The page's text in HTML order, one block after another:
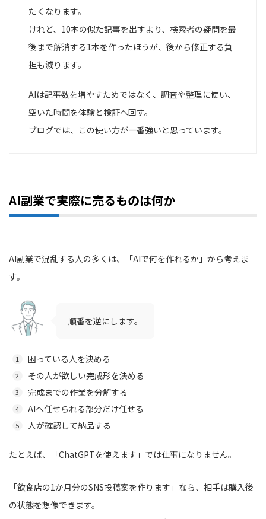
たくなります。
けれど、10本の似た記事を出すより、検索者の疑問を最
後まで解消する1本を作ったほうが、後から修正する負
担も減ります。
AIは記事数を増やすためではなく、調査や整理に使い、
空いた時間を体験と検証へ回す。
ブログでは、この使い方が一番強いと思っています。
AI副業で実際に売るものは何か
AI副業で混乱する人の多くは、「AIで何を作れるか」から考えま
す。
順番を逆にします。
困っている人を決める
その人が欲しい完成形を決める
完成までの作業を分解する
AIへ任せられる部分だけ任せる
人が確認して納品する
たとえば、「ChatGPTを使えます」では仕事になりません。
「飲食店の1か月分のSNS投稿案を作ります」なら、相手は購入後
の状態を想像できます。